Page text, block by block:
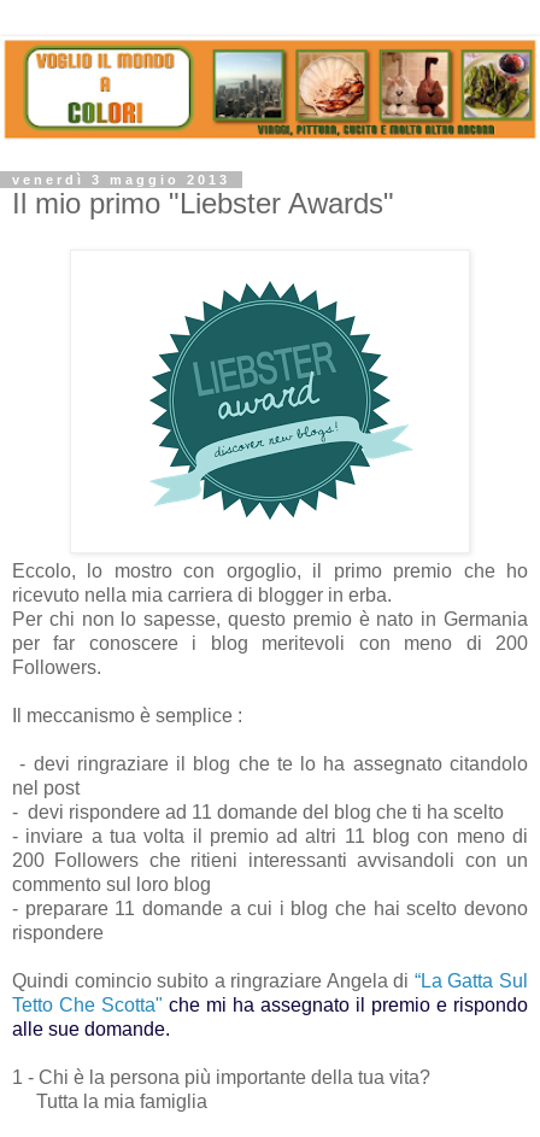
venerdì 3 maggio 2013
Il mio primo "Liebster Awards"
Eccolo, lo mostro con orgoglio, il primo premio che ho
ricevuto nella mia carriera di blogger in erba.
Per chi non lo sapesse, questo premio è nato in Germania
per far conoscere i blog meritevoli con meno di 200
Followers.
Il meccanismo è semplice :
- devi ringraziare il blog che te lo ha assegnato citandolo
nel post
- devi rispondere ad 11 domande del blog che ti ha scelto
- inviare a tua volta il premio ad altri 11 blog con meno di
200 Followers che ritieni interessanti avvisandoli con un
commento sul loro blog
- preparare 11 domande a cui i blog che hai scelto devono
rispondere
Quindi comincio subito a ringraziare Angela di “La Gatta Sul
Tetto Che Scotta" che mi ha assegnato il premio e rispondo
alle sue domande.
1 - Chi è la persona più importante della tua vita?
Tutta la mia famiglia